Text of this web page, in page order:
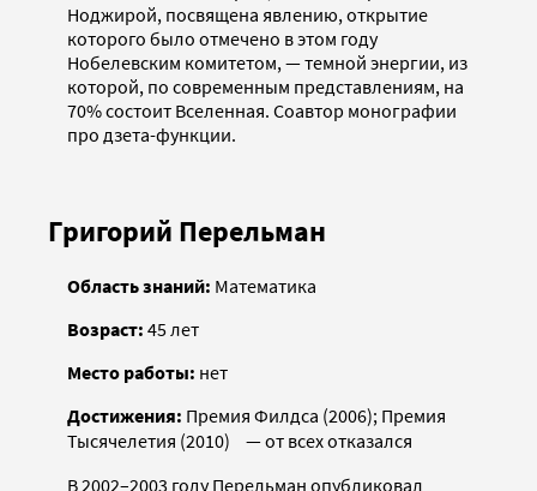
Ноджирой, посвящена явлению, открытие
которого было отмечено в этом году
Нобелевским комитетом, — темной энергии, из
которой, по современным представлениям, на
70% состоит Вселенная. Соавтор монографии
про дзета-функции.
Григорий Перельман
Область знаний: Математика
Возраст: 45 лет
Место работы: нет
Достижения: Премия Филдса (2006); Премия
Тысячелетия (2010) — от всех отказался
В 2002–2003 году Перельман опубликовал